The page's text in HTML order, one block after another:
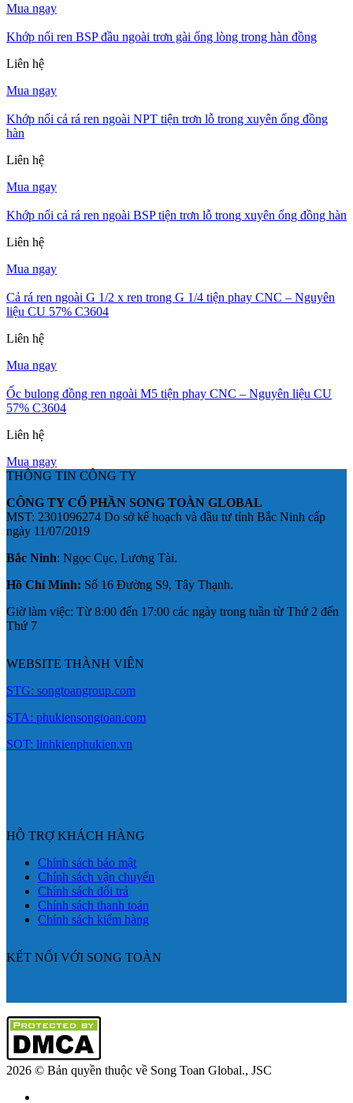
Mua ngay
Khớp nối ren BSP đầu ngoài trơn gài ống lòng trong hàn đồng
Liên hệ
Mua ngay
Khớp nối cả rá ren ngoài NPT tiện trơn lỗ trong xuyên ống đồng
hàn
Liên hệ
Mua ngay
Khớp nối cả rá ren ngoài BSP tiện trơn lỗ trong xuyên ống đồng hàn
Liên hệ
Mua ngay
Cả rá ren ngoài G 1/2 x ren trong G 1/4 tiện phay CNC – Nguyên
liệu CU 57% C3604
Liên hệ
Mua ngay
Ốc bulong đồng ren ngoài M5 tiện phay CNC – Nguyên liệu CU
57% C3604
Liên hệ
Mua ngay
THÔNG TIN CÔNG TY
CÔNG TY CỔ PHẦN SONG TOÀN GLOBAL
MST: 2301096274 Do sở kế hoạch và đầu tư tỉnh Bắc Ninh cấp
ngày 11/07/2019
Bắc Ninh: Ngọc Cục, Lương Tài.
Hồ Chí Minh: Số 16 Đường S9, Tây Thạnh.
Giờ làm việc: Từ 8:00 đến 17:00 các ngày trong tuần từ Thứ 2 đến
Thứ 7
WEBSITE THÀNH VIÊN
STG: songtoangroup.com
STA: phukiensongtoan.com
SOT: linhkienphukien.vn
HỖ TRỢ KHÁCH HÀNG
Chính sách bảo mật
Chính sách vận chuyển
Chính sách đổi trả
Chính sách thanh toán
Chính sách kiểm hàng
KẾT NỐI VỚI SONG TOÀN
2026 © Bản quyền thuộc về Song Toan Global., JSC